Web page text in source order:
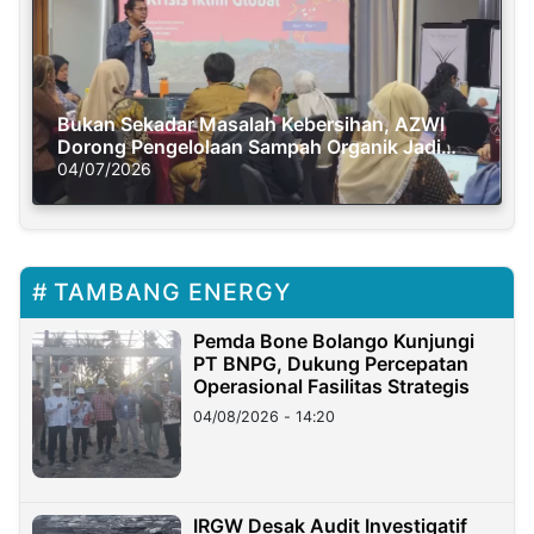
Bukan Sekadar Masalah Kebersihan, AZWI
Dorong Pengelolaan Sampah Organik Jadi
Solusi Krisis Iklim
04/07/2026
TAMBANG ENERGY
Pemda Bone Bolango Kunjungi
PT BNPG, Dukung Percepatan
Operasional Fasilitas Strategis
04/08/2026 - 14:20
IRGW Desak Audit Investigatif